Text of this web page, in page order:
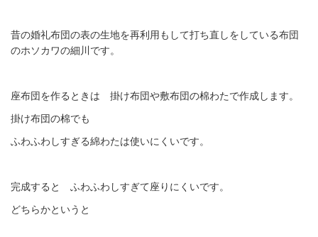
昔の婚礼布団の表の生地を再利用もして打ち直しをしている布団
のホソカワの細川です。
座布団を作るときは 掛け布団や敷布団の棉わたで作成します。
掛け布団の棉でも
ふわふわしすぎる綿わたは使いにくいです。
完成すると ふわふわしすぎて座りにくいです。
どちらかというと